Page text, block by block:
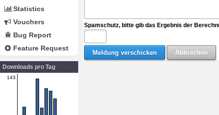
Statistics
Vouchers
Bug Report
Feature Request
Downloads pro Tag
143
Spamschutz, bitte gib das Ergebnis der